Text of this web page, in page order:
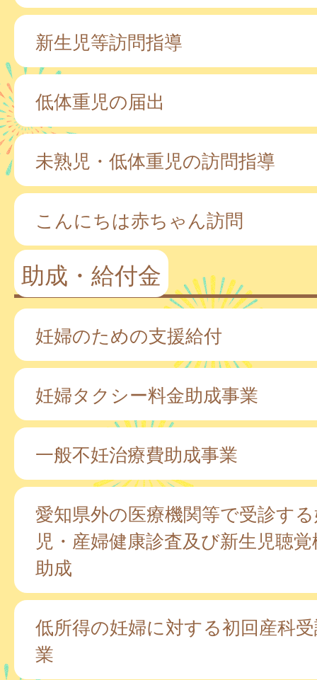
新生児等訪問指導
低体重児の届出
未熟児・低体重児の訪問指導
こんにちは赤ちゃん訪問
助成・給付金
妊婦のための支援給付
妊婦タクシー料金助成事業
一般不妊治療費助成事業
愛知県外の医療機関等で受診す
児・産婦健康診査及び新生児聴
助成
低所得の妊婦に対する初回産科
業